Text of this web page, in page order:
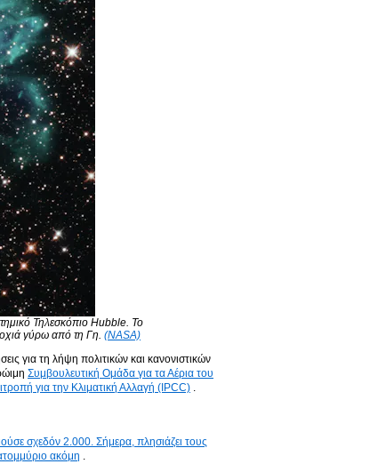
Τηλεσκόπιο Hubble. Το
γύρω από τη Γη. (NASA)
για τη λήψη πολιτικών και κανονιστικών
Συμβουλευτική Ομάδα για τα Αέρια του
για την Κλιματική Αλλαγή (IPCC) .
σχεδόν 2.000. Σήμερα, πλησιάζει τους
ακόμη .